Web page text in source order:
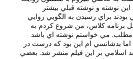
اين نوشته و نوشته قبلي بيشتر
بودند براي رسيدن به الگويي روايي
برنامه كلاس، من شروع كردم به
مطلب. مي خواستم نوشته اي باشد
اما بدشانسي ام اين بود كه درست در
اسلامي بر اين فيلم منشر شد. بعضي